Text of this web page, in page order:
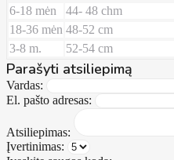
6-18 mėn
44- 48 chm
18-36 mėn 48-52 cm
3-8 m.
52-54 cm
Parašyti atsiliepimą
Vardas:
El. pašto adresas:
Atsiliepimas:
Įvertinimas: